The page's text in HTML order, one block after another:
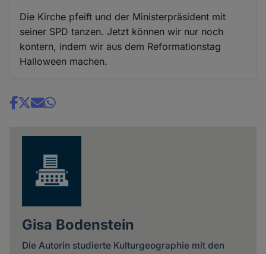
Die Kirche pfeift und der Ministerpräsident mit
seiner SPD tanzen. Jetzt können wir nur noch
kontern, indem wir aus dem Reformationstag
Halloween machen.
Share
Gisa Bodenstein
Die Autorin studierte Kulturgeographie mit den